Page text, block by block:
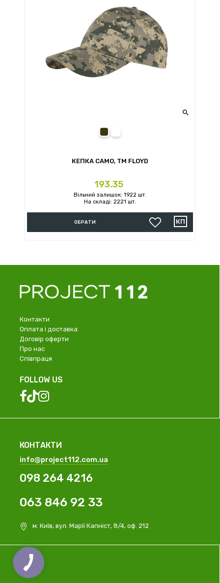

КЕПКА CAMO, TM FLOYD
Ціна
193.35
Вільний залишок: 1922 шт.
На складі: 2221 шт.
ОБРАТИ
Контакти
Оплата і доставка
Договір оферти
Про нас
Співпраця
FOLLOW US
КОНТАКТИ
info@project112.com.ua
098 264 4216
063 846 92 33
м. Київ, вул. Марії Капніст, 8/4, оф. 212